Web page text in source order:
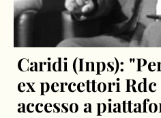
Caridi (Inps):
ex percettori Rdc
accesso a